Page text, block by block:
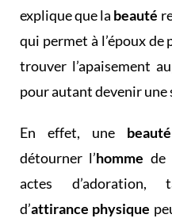
explique que la beauté
qui permet à l’époux de
trouver l’apaisement
pour autant devenir
En effet, une
détourner l’homme de
actes d’adoration,
d’attirance physique